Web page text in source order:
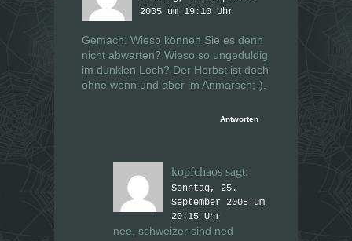
2005 um 19:10 Uhr
Gemach. Wieso können Sie es denn
nicht abwarten? Wieso so ungeduldig
im dunklen Loch? Der Herbst ist doch
ohne wenn und aber im Anmarsch;-).
Antworten
kopfchaos sagt:
Sonntag, 25.
September 2005 um
20:15 Uhr
nee, schweizer sind ned